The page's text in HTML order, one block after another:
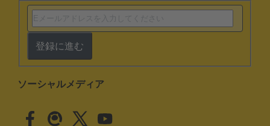
登録に進む
ソーシャルメディア